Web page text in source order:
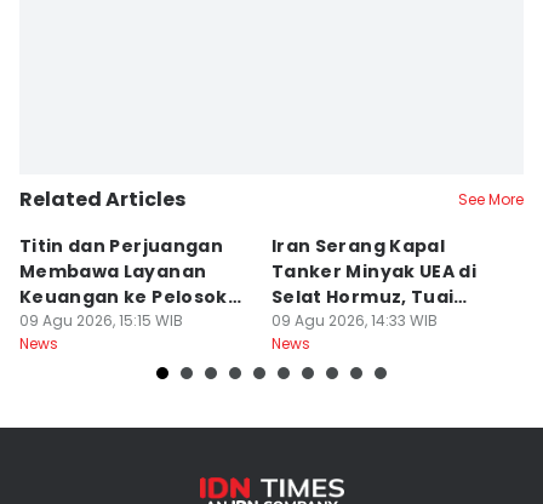
Related Articles See More
Titin dan Perjuangan
Membawa Layanan
Keuangan ke Pelosok
Wakatobi
09 Agu 2026, 15:15 WIB
News
Iran Serang Kapal
Tanker Minyak UEA di
Selat Hormuz, Tuai
Kecaman
09 Agu 2026, 14:33 WIB
News